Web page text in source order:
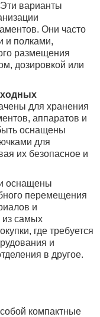
варианты
Они часто
и полками,
размещения
дозировкой или
для хранения
аппаратов и
оснащены
для
их безопасное и
оснащены
перемещения
и
из самых
где требуется
и
в другое.
компактные